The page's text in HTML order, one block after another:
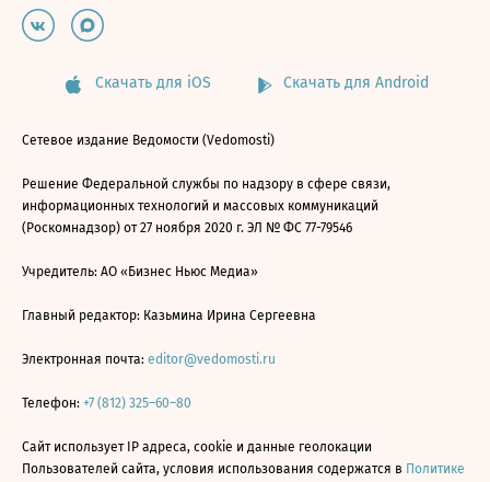
Скачать для iOS Скачать для Android
Сетевое издание Ведомости (Vedomosti)
Решение Федеральной службы по надзору в сфере связи,
информационных технологий и массовых коммуникаций
(Роскомнадзор) от 27 ноября 2020 г. ЭЛ № ФС 77-79546
Учредитель: АО «Бизнес Ньюс Медиа»
Главный редактор: Казьмина Ирина Сергеевна
Электронная почта: editor@vedomosti.ru
Телефон: +7 (812) 325–60–80
Сайт использует IP адреса, cookie и данные геолокации
Пользователей сайта, условия использования содержатся в Политике